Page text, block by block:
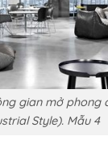
gian mở phong
Style). Mẫu 4